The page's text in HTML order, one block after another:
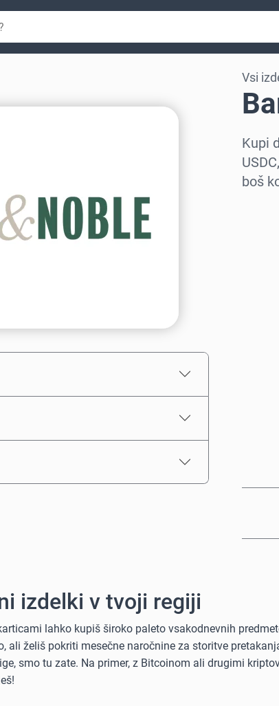
Vsi
Kupi
boš
izdelki v tvoji regiji
lahko kupiš široko paleto vsakodnevnih
ali želiš pokriti mesečne naročnine za storitve
smo tu zate. Na primer, z Bitcoinom ali drugimi